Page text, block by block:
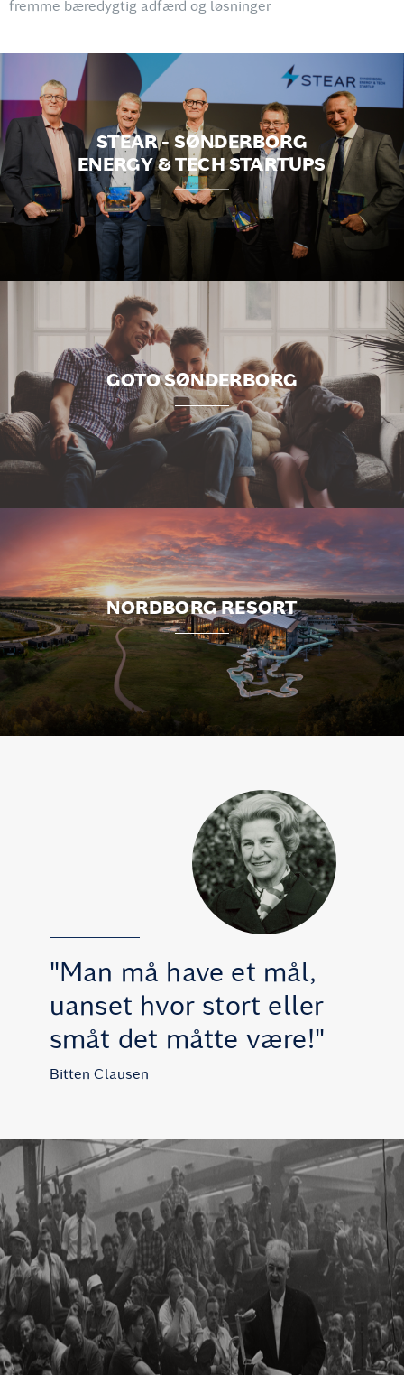
fremme bæredygtig adfærd og løsninger
STEAR - SØNDERBORG
ENERGY & TECH STARTUPS
GOTO SØNDERBORG
NORDBORG RESORT
"Man må have et mål,
uanset hvor stort eller
småt det måtte være!"
Bitten Clausen